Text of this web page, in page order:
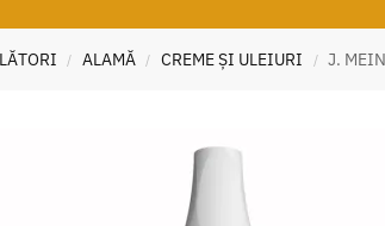
/ ALAMĂ / CREME ȘI ULEIURI / J.